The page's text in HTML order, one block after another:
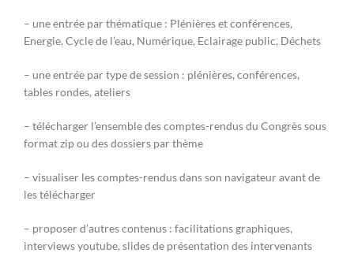
– une entrée par thématique : Plénières et conférences,
Energie, Cycle de l’eau, Numérique, Eclairage public, Déchets
– une entrée par type de session : plénières, conférences,
tables rondes, ateliers
– télécharger l’ensemble des comptes-rendus du Congrès sous
format zip ou des dossiers par thème
– visualiser les comptes-rendus dans son navigateur avant de
les télécharger
– proposer d’autres contenus : facilitations graphiques,
interviews youtube, slides de présentation des intervenants